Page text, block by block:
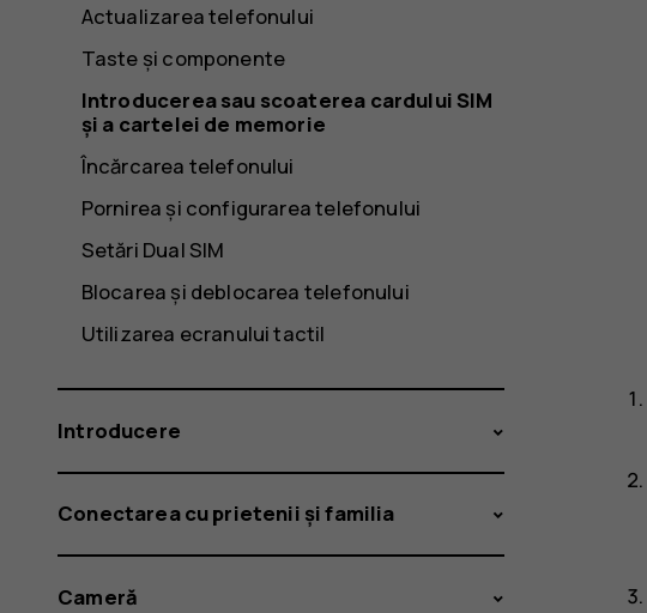
Actualizarea telefonului
Taste și componente
Introducerea sau scoaterea cardului SIM
și a cartelei de memorie
Încărcarea telefonului
Pornirea și configurarea telefonului
Setări Dual SIM
Blocarea și deblocarea telefonului
Utilizarea ecranului tactil
Introducere
Conectarea cu prietenii și familia
Cameră